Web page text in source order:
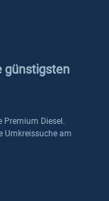
günstigsten
Premium Diesel.
Umkreissuche am